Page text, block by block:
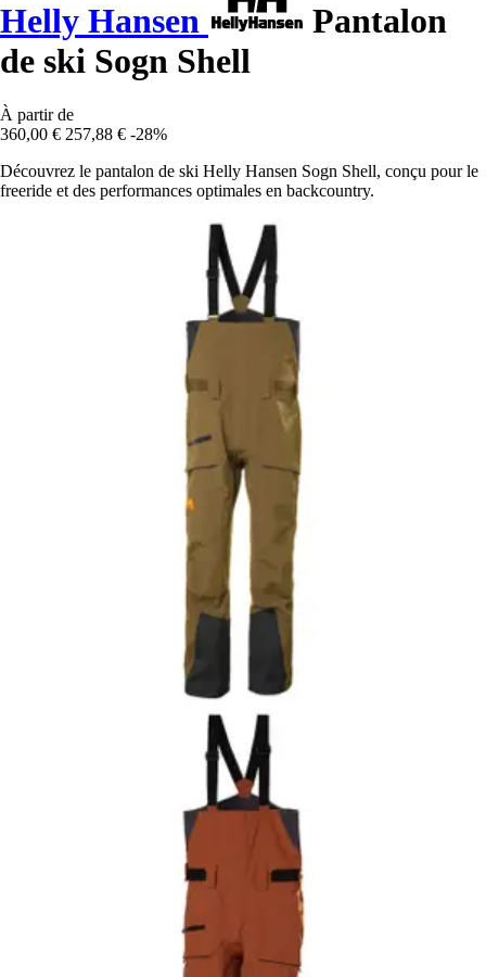
Helly Hansen
Pantalon
de ski Sogn Shell
À partir de
360,00 € 257,88 € -28%
Découvrez le pantalon de ski Helly Hansen Sogn Shell, conçu pour le
freeride et des performances optimales en backcountry.